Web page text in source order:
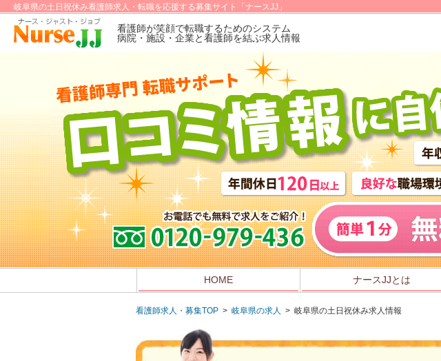
岐阜県の土日祝休み看護師求人・転職を応援する募集サイト「ナースJJ」
看護師が笑顔で転職するためのシステム
病院・施設・企業と看護師を結ぶ求人情報
HOME ナースJJとは
看護師求人・募集TOP > 岐阜県の求人 > 岐阜県の土日祝休み求人情報